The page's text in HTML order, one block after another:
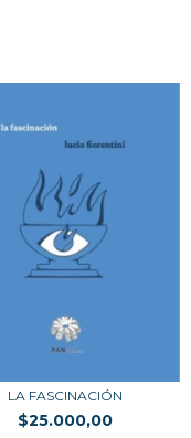
LA FASCINACIÓN
$25.000,00